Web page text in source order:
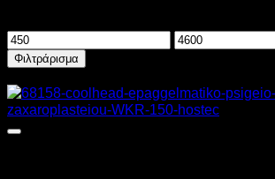
Ελάχιστη
τιμή
Μέγιστη
Φιλτράρισμα